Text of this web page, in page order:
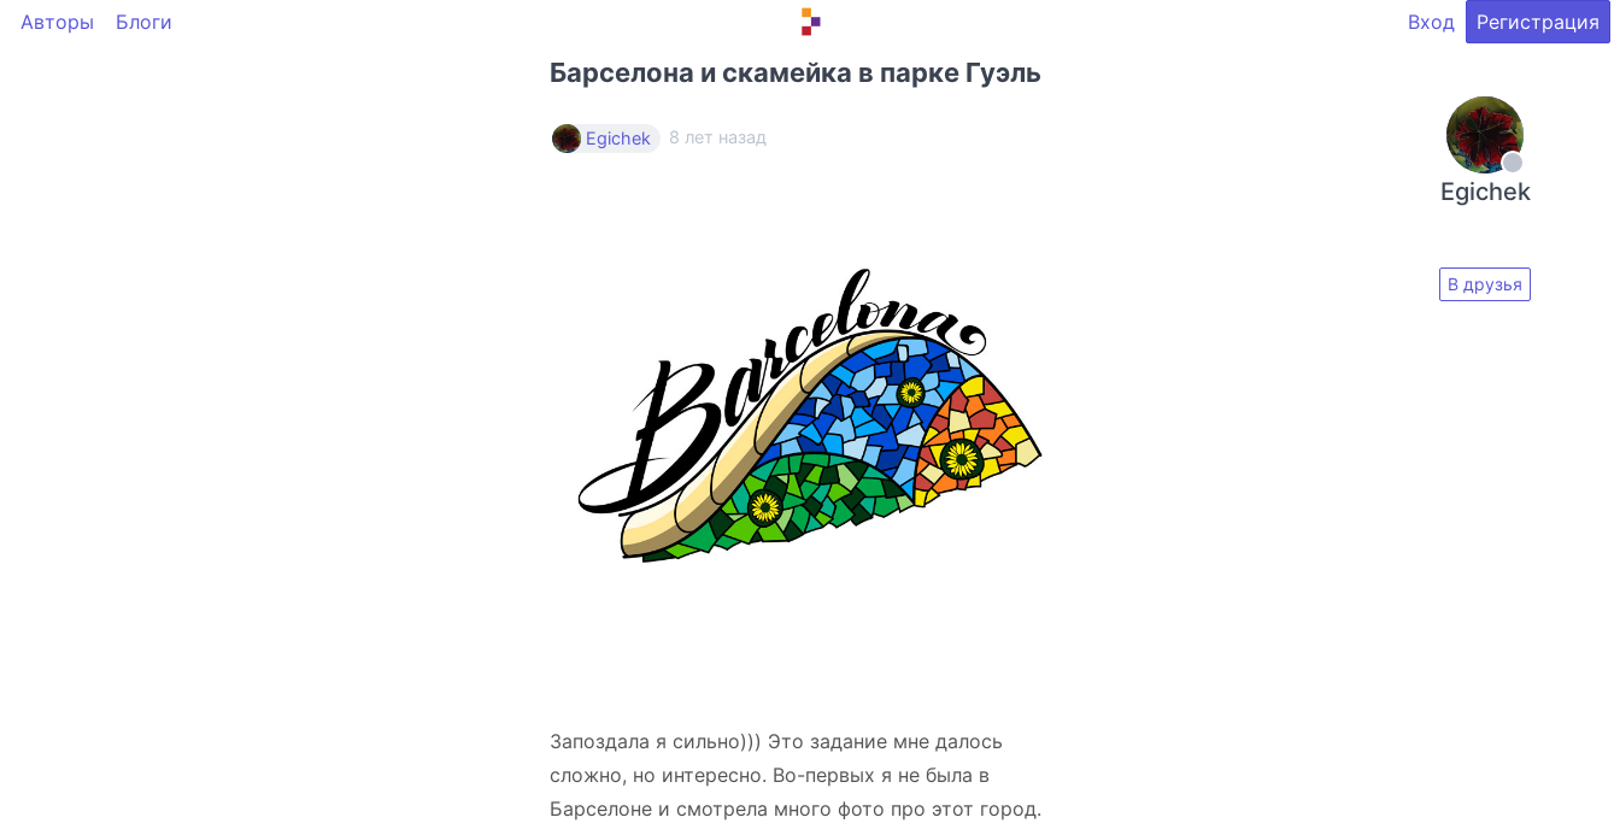
Авторы Блоги Вход Регистрация
Барселона и скамейка в парке Гуэль
Egichek 8 лет назад
Запоздала я сильно))) Это задание мне далось
сложно, но интересно. Во-первых я не была в
Барселоне и смотрела много фото про этот город.
Egichek
В друзья